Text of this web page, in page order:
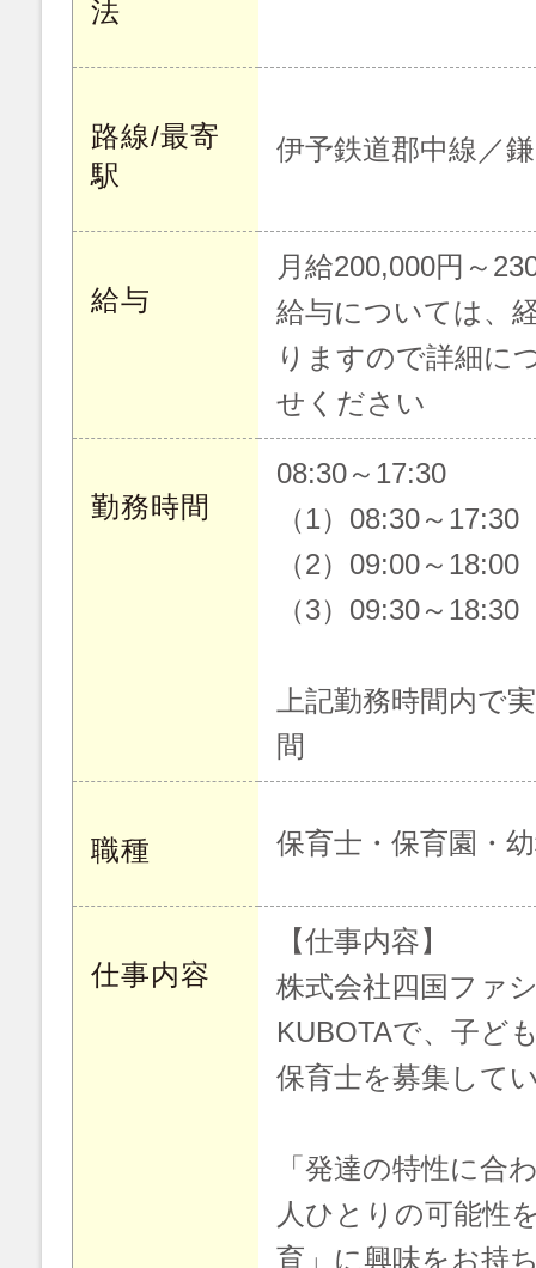
法
路線/最寄
駅
伊予鉄道郡中線／
給与
月給200,000円～
給与については、
りますので詳細に
せください
勤務時間
08:30～17:30
（1）08:30～17:30
（2）09:00～18:00
（3）09:30～18:30
上記勤務時間内で
間
職種 保育士・保育園・
仕事内容
【仕事内容】
株式会社四国ファ
KUBOTAで、子ど
保育士を募集して
「発達の特性に合
人ひとりの可能性
育」に興味をお持